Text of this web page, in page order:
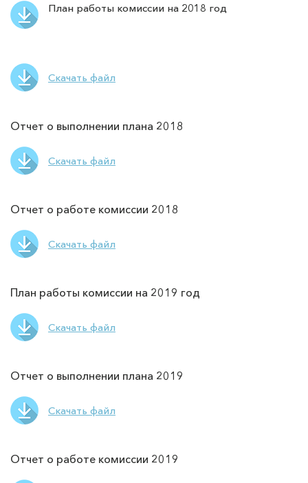
План работы комиссии на 2018 год
Скачать файл
Отчет о выполнении плана 2018
Скачать файл
Отчет о работе комиссии 2018
Скачать файл
План работы комиссии на 2019 год
Скачать файл
Отчет о выполнении плана 2019
Скачать файл
Отчет о работе комиссии 2019